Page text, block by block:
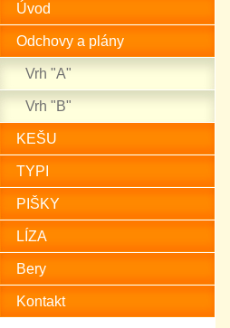
Úvod
Odchovy a plány
Vrh "A"
Vrh "B"
KEŠU
TYPI
PIŠKY
LÍZA
Bery
Kontakt